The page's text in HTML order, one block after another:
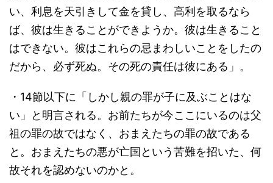
い、利息を天引きして金を貸し、高利を取るなら
ば、彼は生きることができようか。彼は生きること
はできない。彼はこれらの忌まわしいことをしたの
だから、必ず死ぬ。その死の責任は彼にある」。
・14節以下に「しかし親の罪が子に及ぶことはな
い」と明言される。お前たちが今ここにいるのは父
祖の罪の故ではなく、おまえたちの罪の故である
と。おまえたちの悪が亡国という苦難を招いた、何
故それを認めないのかと。